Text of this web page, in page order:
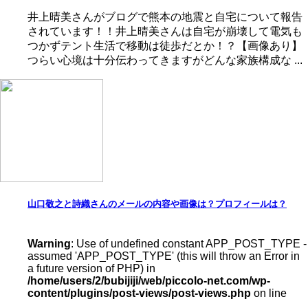
井上晴美さんがブログで熊本の地震と自宅について報告
されています！！井上晴美さんは自宅が崩壊して電気も
つかずテント生活で移動は徒歩だとか！？【画像あり】
つらい心境は十分伝わってきますがどんな家族構成な ...
山口敬之と詩織さんのメールの内容や画像は？プロフィールは？
Warning: Use of undefined constant APP_POST_TYPE -
assumed 'APP_POST_TYPE' (this will throw an Error in
a future version of PHP) in
/home/users/2/bubijiji/web/piccolo-net.com/wp-
content/plugins/post-views/post-views.php on line